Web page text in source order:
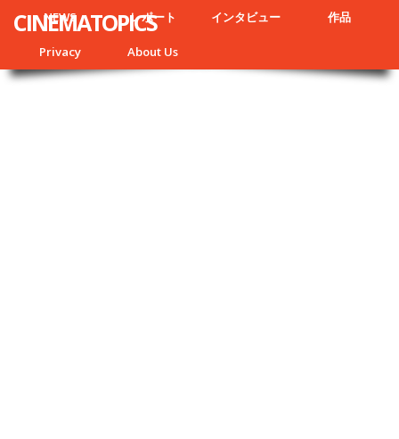
NEWS レポート インタビュー 作品
Privacy About Us
CINEMATOPICS